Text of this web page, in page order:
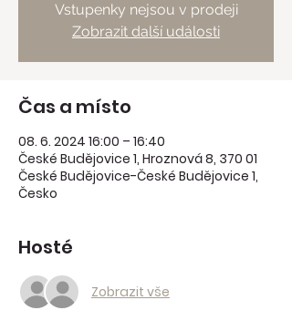
Vstupenky nejsou v prodeji
Zobrazit další události
Čas a místo
08. 6. 2024 16:00 – 16:40
České Budějovice 1, Hroznová 8, 370 01
České Budějovice-České Budějovice 1,
Česko
Hosté
Zobrazit vše